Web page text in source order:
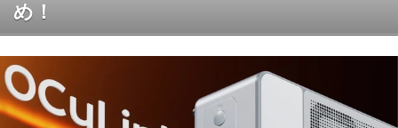
め！